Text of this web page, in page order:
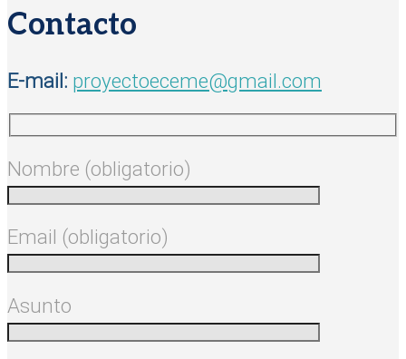
Contacto
E-mail: proyectoeceme@gmail.com
Nombre (obligatorio)
Email (obligatorio)
Asunto